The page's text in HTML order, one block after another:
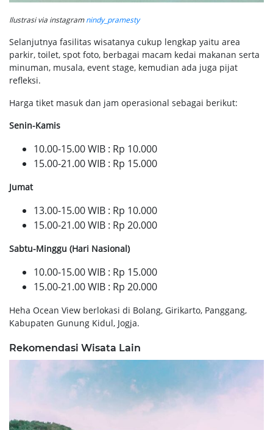
Ilustrasi via instagramnindy_pramesty
Selanjutnya fasilitas wisatanya cukup lengkap yaitu area
parkir, toilet, spot foto, berbagai macam kedai makanan serta
minuman, musala, event stage, kemudian ada juga pijat
refleksi.
Harga tiket masuk dan jam operasional sebagai berikut:
Senin-Kamis
10.00-15.00 WIB : Rp 10.000
15.00-21.00 WIB : Rp 15.000
Jumat
13.00-15.00 WIB : Rp 10.000
15.00-21.00 WIB : Rp 20.000
Sabtu-Minggu (Hari Nasional)
10.00-15.00 WIB : Rp 15.000
15.00-21.00 WIB : Rp 20.000
Heha Ocean View berlokasi di Bolang, Girikarto, Panggang,
Kabupaten Gunung Kidul, Jogja.
Rekomendasi Wisata Lain